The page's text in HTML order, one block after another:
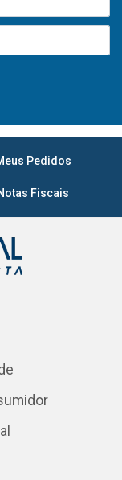
Pedidos
Fiscais